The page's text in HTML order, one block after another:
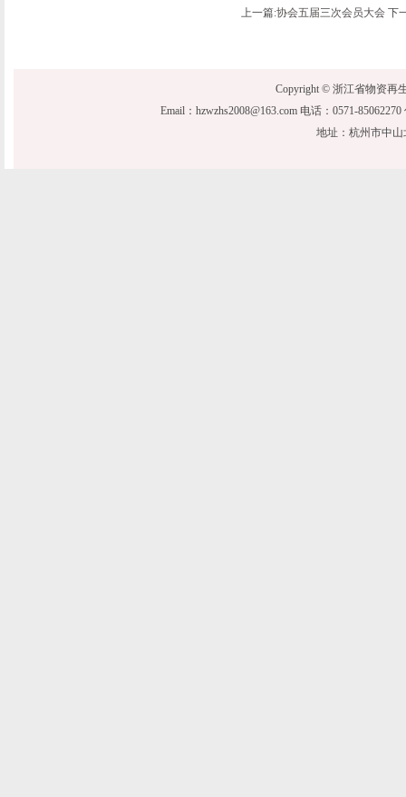
上一篇:协会五届三次会员大会 下
Copyright © 浙江省物资再
Email：hzwzhs2008@163.com 电话：0571-
地址：杭州市中山